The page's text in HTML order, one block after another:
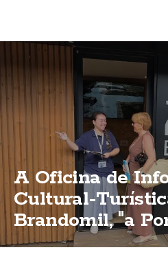
A Oficina de
Cultural-
Brandomil, "a
Costa da Morte"